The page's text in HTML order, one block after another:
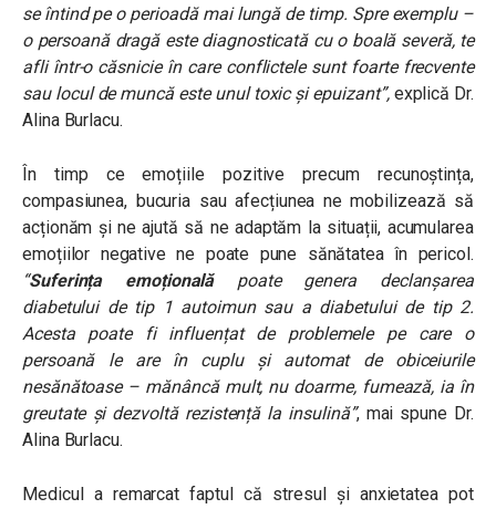
se întind pe o perioadă mai lungă de timp. Spre exemplu –
o persoană dragă este diagnosticată cu o boală severă, te
afli într-o căsnicie în care conflictele sunt foarte frecvente
sau locul de muncă este unul toxic și epuizant”,explică Dr.
Alina Burlacu.
În timp ce emoțiile pozitive precum recunoștința,
compasiunea, bucuria sau afecțiunea ne mobilizează să
acționăm și ne ajută să ne adaptăm la situații, acumularea
emoțiilor negative ne poate pune sănătatea în pericol.
“Suferința emoționalăpoate genera declanșarea
diabetului de tip 1 autoimun sau a diabetului de tip 2.
Acesta poate fi influențat de problemele pe care o
persoană le are în cuplu și automat de obiceiurile
nesănătoase – mănâncă mult, nu doarme, fumează, ia în
greutate și dezvoltă rezistență la insulină”, mai spune Dr.
Alina Burlacu.
Medicul a remarcat faptul că stresul și anxietatea pot